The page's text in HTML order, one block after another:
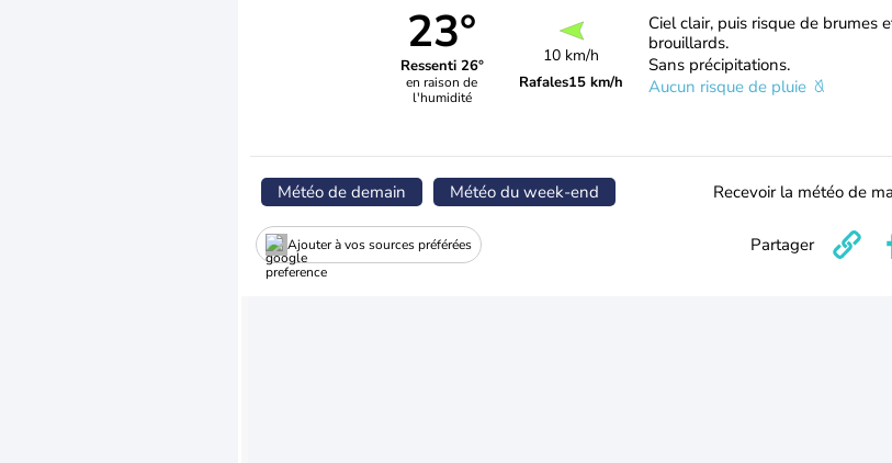
23°
Ressenti 26°
en raison de
l'humidité
10 km/h
Rafales15 km/h
Ciel clair, puis risque de brumes
brouillards.
Sans précipitations.
Aucun risque de pluie
Météo de demain Météo du week-end Recevoir la météo de
Ajouter à vos sources préférées Partager